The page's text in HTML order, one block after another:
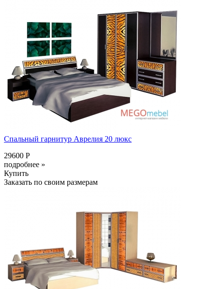
Спальный гарнитур Аврелия 20 люкс
29600 Р
подробнее »
Купить
Заказать по своим размерам